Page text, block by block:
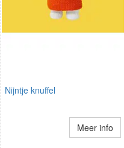
Nijntje knuffel
Meer info